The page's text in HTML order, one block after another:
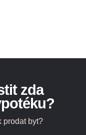
zda
prodat byt?